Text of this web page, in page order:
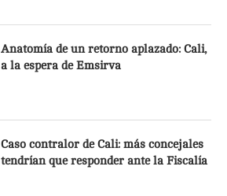
Anatomía de un retorno aplazado: Cali,
a la espera de Emsirva
Caso contralor de Cali: más concejales
tendrían que responder ante la Fiscalía